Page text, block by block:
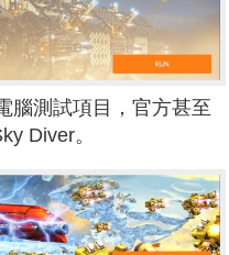
腦測試項目，官方甚至
Diver。